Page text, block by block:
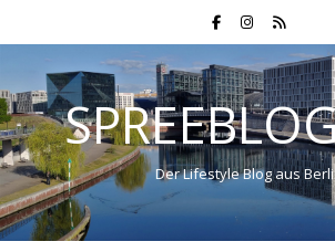
Der Lifestyle Blog aus